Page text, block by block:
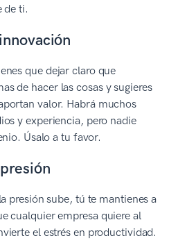
de ti.
que dejar claro que
de hacer las cosas y sugieres
valor. Habrá muchos
y experiencia, pero nadie
Úsalo a tu favor.
presión sube, tú te mantienes a
cualquier empresa quiere al
el estrés en productividad.